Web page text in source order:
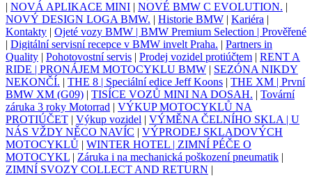
| NOVÁ APLIKACE MINI | NOVÉ BMW C EVOLUTION. |
NOVÝ DESIGN LOGA BMW. | Historie BMW | Kariéra |
Kontakty | Ojeté vozy BMW | BMW Premium Selection | Prověřené
| Digitální servisní recepce v BMW invelt Praha. | Partners in
Quality | Pohotovostní servis | Prodej vozidel protiúčtem | RENT A
RIDE | PRONÁJEM MOTOCYKLU BMW | SEZÓNA NIKDY
NEKONČÍ. | THE 8 | Speciální edice Jeff Koons | THE XM | První
BMW XM (G09) | TISÍCE VOZŮ MINI NA DOSAH. | Tovární
záruka 3 roky Motorrad | VÝKUP MOTOCYKLŮ NA
PROTIÚČET | Výkup vozidel | VÝMĚNA ČELNÍHO SKLA | U
NÁS VŽDY NĚCO NAVÍC | VÝPRODEJ SKLADOVÝCH
MOTOCYKLŮ | WINTER HOTEL | ZIMNÍ PÉČE O
MOTOCYKL | Záruka i na mechanická poškození pneumatik |
ZIMNÍ SVOZY COLLECT AND RETURN |